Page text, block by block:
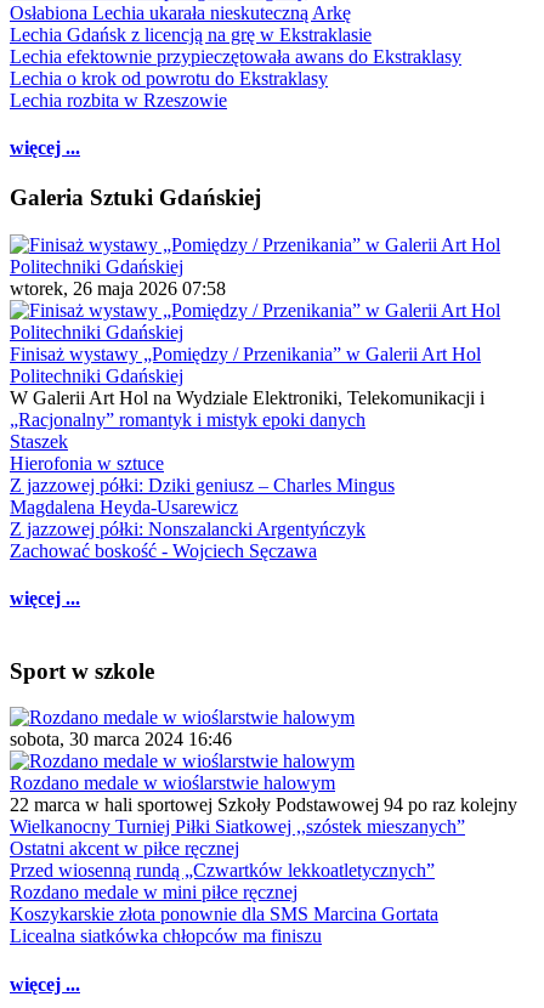
Osłabiona Lechia ukarała nieskuteczną Arkę
Lechia Gdańsk z licencją na grę w Ekstraklasie
Lechia efektownie przypieczętowała awans do Ekstraklasy
Lechia o krok od powrotu do Ekstraklasy
Lechia rozbita w Rzeszowie
więcej ...
Galeria Sztuki Gdańskiej
wtorek, 26 maja 2026 07:58
Finisaż wystawy „Pomiędzy / Przenikania” w Galerii Art Hol
Politechniki Gdańskiej
W Galerii Art Hol na Wydziale Elektroniki, Telekomunikacji i
„Racjonalny” romantyk i mistyk epoki danych
Staszek
Hierofonia w sztuce
Z jazzowej półki: Dziki geniusz – Charles Mingus
Magdalena Heyda-Usarewicz
Z jazzowej półki: Nonszalancki Argentyńczyk
Zachować boskość - Wojciech Sęczawa
więcej ...
Sport w szkole
sobota, 30 marca 2024 16:46
Rozdano medale w wioślarstwie halowym
22 marca w hali sportowej Szkoły Podstawowej 94 po raz kolejny
Wielkanocny Turniej Piłki Siatkowej ,,szóstek mieszanych”
Ostatni akcent w piłce ręcznej
Przed wiosenną rundą „Czwartków lekkoatletycznych”
Rozdano medale w mini piłce ręcznej
Koszykarskie złota ponownie dla SMS Marcina Gortata
Licealna siatkówka chłopców ma finiszu
więcej ...